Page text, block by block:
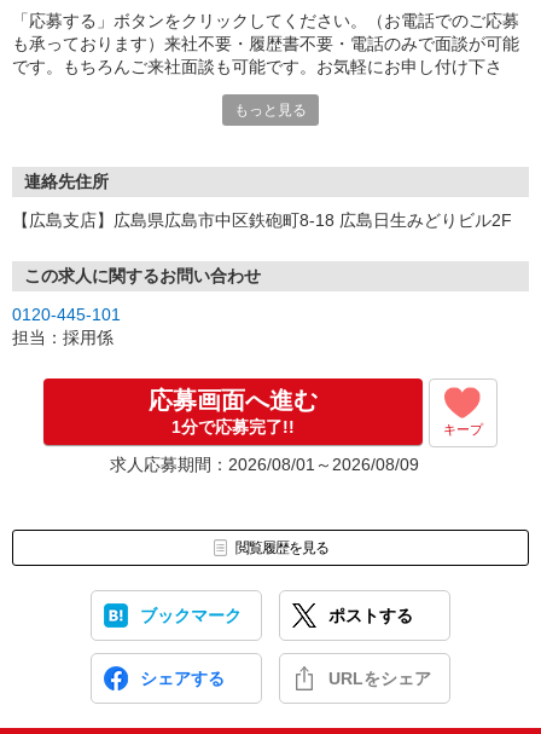
「応募する」ボタンをクリックしてください。（お電話でのご応募
も承っております）来社不要・履歴書不要・電話のみで面談が可能
です。もちろんご来社面談も可能です。お気軽にお申し付け下さ
もっと見る
連絡先住所
【広島支店】広島県広島市中区鉄砲町8-18 広島日生みどりビル2F
この求人に関するお問い合わせ
0120-445-101
担当：採用係
応募画面へ進む
1分で応募完了!! キープ
求人応募期間：2026/08/01～2026/08/09
閲覧履歴を見る
ブックマーク ポストする
シェアする URLをシェア